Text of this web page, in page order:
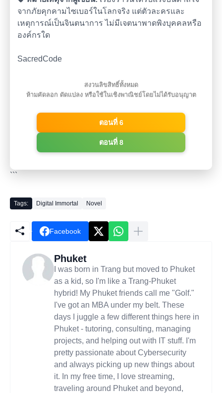
จากภัยคุกคามไซเบอร์ในโลกจริง แต่ตัวละครและ
เหตุการณ์เป็นจินตนาการ ไม่มีเจตนาพาดพิงบุคคลหรือ
องค์กรใด
SacredCode
สงวนลิขสิทธิ์ทั้งหมด
ห้ามคัดลอก ดัดแปลง หรือใช้ในเชิงพาณิชย์โดยไม่ได้รับอนุญาต
ตอนที่ 6
ตอนที่ 8
```
Tags: Digital Immortal Novel
Facebook
Phuket
I was born in Trang but moved to Phuket
as a kid, so I'm like a Trang-Phuket
hybrid! My Phuket friends call me "Golf."
I've got an MBA under my belt. These
days I juggle a few different things here in
Phuket - tutoring, consulting, managing
projects, and helping out with IT stuff. I'm
pretty passionate about Cybersecurity
and always picking up new things about
it. In my free time, I love streaming,
traveling around Phuket and beyond,